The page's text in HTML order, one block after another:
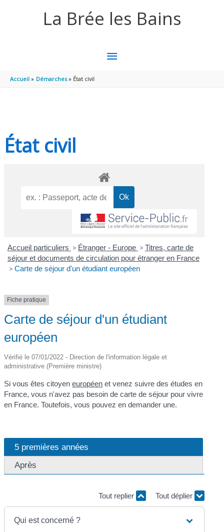
La Brée les Bains
MENU
Accueil Démarches État civil
État civil
Accueil particuliers > Étranger - Europe > Titres, carte de
séjour et documents de circulation pour étranger en France
> Carte de séjour d'un étudiant européen
Fiche pratique
Carte de séjour d'un étudiant
européen
Vérifié le 07/01/2022 - Direction de l'information légale et
administrative (Première ministre)
Si vous êtes citoyeneuropéen et venez suivre des études en
France, vous n'avez pas besoin de carte de séjour pour vivre
en France. Toutefois, vous pouvez en demander une.
5 premières années
Après
Tout replier Tout déplier
Qui est concerné ?